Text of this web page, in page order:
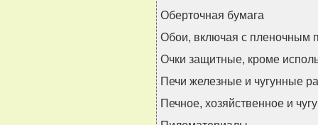
Оберточная бумага
Обои, включая с пленочным
Очки защитные, кроме
Печи железные и чугунные
Печное, хозяйственное и